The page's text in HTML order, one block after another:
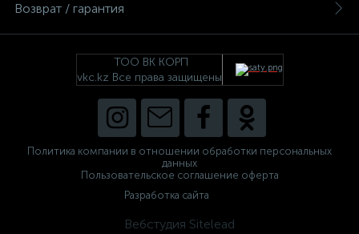
Возврат / гарантия
ТОО ВК КОРП
vkc.kz Все права защищены
Политика компании в отношении обработки персональных
данных
Пользовательское соглашение оферта
Разработка сайта
Вебстудия Sitelead